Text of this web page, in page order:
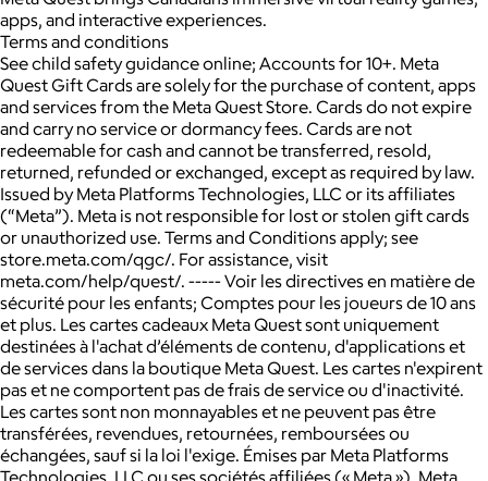
apps, and interactive experiences.
Terms and conditions
See child safety guidance online; Accounts for 10+. Meta
Quest Gift Cards are solely for the purchase of content, apps
and services from the Meta Quest Store. Cards do not expire
and carry no service or dormancy fees. Cards are not
redeemable for cash and cannot be transferred, resold,
returned, refunded or exchanged, except as required by law.
Issued by Meta Platforms Technologies, LLC or its affiliates
(“Meta”). Meta is not responsible for lost or stolen gift cards
or unauthorized use. Terms and Conditions apply; see
store.meta.com/qgc/. For assistance, visit
meta.com/help/quest/. ----- Voir les directives en matière de
sécurité pour les enfants; Comptes pour les joueurs de 10 ans
et plus. Les cartes cadeaux Meta Quest sont uniquement
destinées à l'achat d’éléments de contenu, d'applications et
de services dans la boutique Meta Quest. Les cartes n'expirent
pas et ne comportent pas de frais de service ou d'inactivité.
Les cartes sont non monnayables et ne peuvent pas être
transférées, revendues, retournées, remboursées ou
échangées, sauf si la loi l'exige. Émises par Meta Platforms